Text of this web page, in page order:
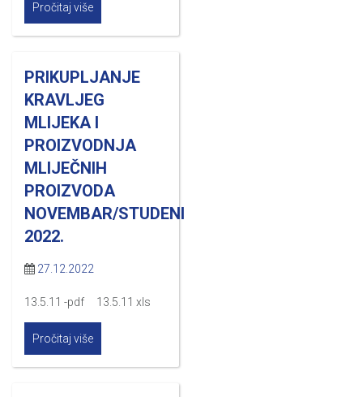
Pročitaj više
PRIKUPLJANJE
KRAVLJEG
MLIJEKA I
PROIZVODNJA
MLIJEČNIH
PROIZVODA
NOVEMBAR/STUDENI
2022.
27.12.2022
13.5.11 -pdf 13.5.11 xls
Pročitaj više